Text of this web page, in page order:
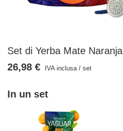
Set di Yerba Mate Naranja
In un set
26,98 € IVA inclusa/ set